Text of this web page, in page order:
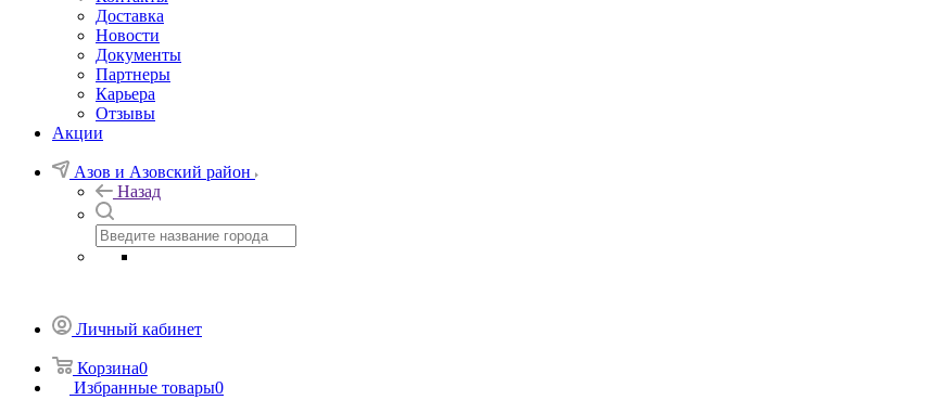
Доставка
Новости
Документы
Партнеры
Карьера
Отзывы
Акции
Азов и Азовский район
Назад
Личный кабинет
Корзина0
Избранные товары0